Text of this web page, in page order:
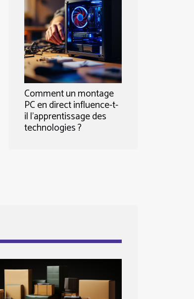
Comment un montage
PC en direct influence-t-
il l'apprentissage des
technologies ?